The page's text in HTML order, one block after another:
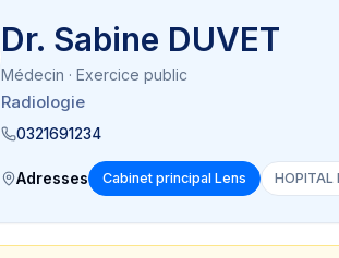
Dr. Sabine DUVET
Médecin · Exercice public
Radiologie
0321691234
Adresses Cabinet principal Lens HOPITAL